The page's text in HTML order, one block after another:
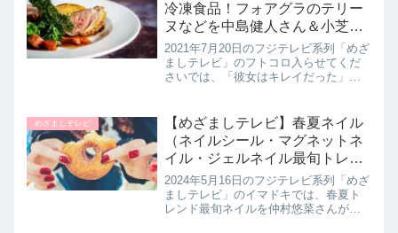
冷凍食品！フォアグラのテリー
ヌなどを中島健人さん＆小芝風
花さんが堪能！7月20日
2021年7月20日のフジテレビ系列「めざ
ましテレビ」のフトコロ入らせてくだ
さいでは、「彼女はキレイだった」に
食品「ピカール」を堪能していたの
で、試食していた絶品...
めざましテレビ
【めざましテレビ】春夏ネイル
（ネイルシール・マグネットネ
イル・ジェルネイル最旬トレン
ドネイル）イマドキで紹介｜
2024年5月16日
2024年5月16日のフジテレビ系列「めざ
ましテレビ」のイマドキでは、春夏ト
レンド最旬ネイルを仲村悠菜さんが教